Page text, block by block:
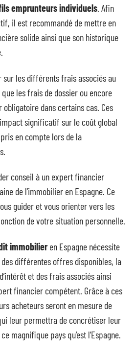
emprunteurs individuels. Afin
il est recommandé de mettre en
solide ainsi que son historique
sur les différents frais associés au
les frais de dossier ou encore
obligatoire dans certains cas. Ces
significatif sur le coût global
en compte lors de la
conseil à un expert financier
de l’immobilier en Espagne. Ce
guider et vous orienter vers les
de votre situation personnelle.
immobilieren Espagne nécessite
différentes offres disponibles, la
et des frais associés ainsi
financier compétent. Grâce à ces
acheteurs seront en mesure de
leur permettra de concrétiser leur
magnifique pays qu’est l’Espagne.